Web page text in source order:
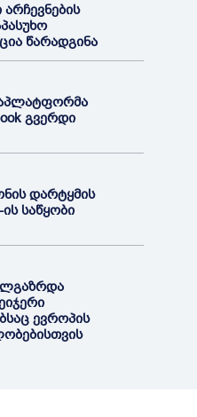
წარადგინა
გვერდი
დარტყმის
ის საწყობი
ევროპის